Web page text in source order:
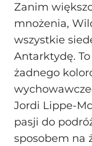
Zanim
mnożenia,
wszystkie
Antarktydę.
żadnego
Jordi Lippe-
pasji do
sposobem na